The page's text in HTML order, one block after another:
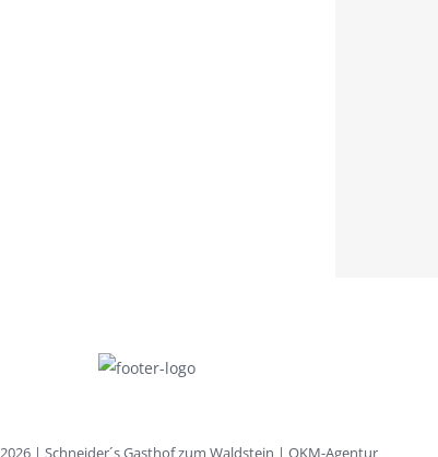
2026 | Schneider´s Gasthof zum Waldstein | OKM-Agentur